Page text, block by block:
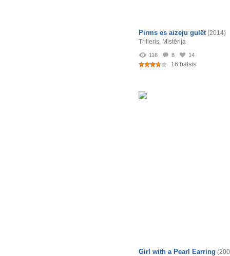
Pirms es aizeju gulēt (2014)
Trilleris, Mistērija
116 8 14
16 balsis
Girl with a Pearl Earring